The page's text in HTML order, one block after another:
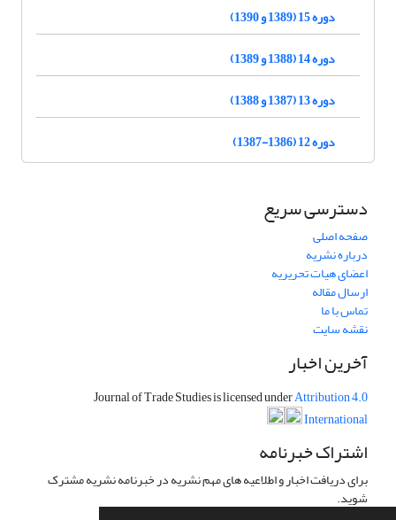
دوره 15 (1389 و 1390)
دوره 14 (1388 و 1389)
دوره 13 (1387 و 1388)
دوره 12 (1386-1387)
دسترسی سریع
صفحه اصلی
درباره نشریه
اعضای هیات تحریریه
ارسال مقاله
تماس با ما
نقشه سایت
آخرین اخبار
Journal of Trade Studies is licensed underAttribution 4.0
International
اشتراک خبرنامه
برای دریافت اخبار و اطلاعیه های مهم نشریه در خبرنامه نشریه مشترک
شوید.